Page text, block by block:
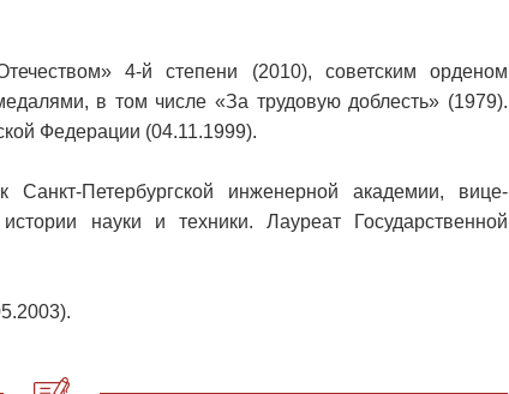
4-й степени (2010), советским орденом
в том числе «За трудовую доблесть» (1979).
Федерации (04.11.1999).
Санкт-Петербургской инженерной академии, вице-
науки и техники. Лауреат Государственной